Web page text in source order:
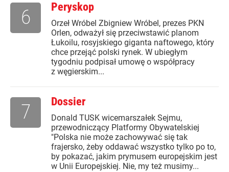
Peryskop
Orzeł Wróbel Zbigniew Wróbel, prezes PKN
Orlen, odważył się przeciwstawić planom
Łukoilu, rosyjskiego giganta naftowego, który
chce przejąć polski rynek. W ubiegłym
tygodniu podpisał umowę o współpracy
z węgierskim...
6
Dossier
Donald TUSK wicemarszałek Sejmu,
przewodniczący Platformy Obywatelskiej
"Polska nie może zachowywać się tak
frajersko, żeby oddawać wszystko tylko po to,
by pokazać, jakim prymusem europejskim jest
w Unii Europejskiej. Nie, my też musimy...
7